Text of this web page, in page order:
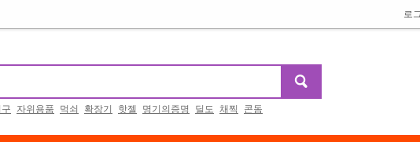
로
자위용품 먹쇠 확장기 핫젤 명기의증명 딜도 채찍 콘돔